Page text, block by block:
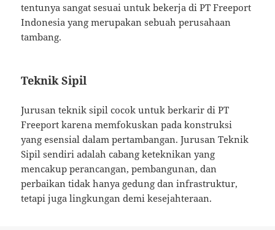
tentunya sangat sesuai untuk bekerja di PT Freeport
Indonesia yang merupakan sebuah perusahaan
tambang.
Teknik Sipil
Jurusan teknik sipil cocok untuk berkarir di PT
Freeport karena memfokuskan pada konstruksi
yang esensial dalam pertambangan. Jurusan Teknik
Sipil sendiri adalah cabang keteknikan yang
mencakup perancangan, pembangunan, dan
perbaikan tidak hanya gedung dan infrastruktur,
tetapi juga lingkungan demi kesejahteraan.